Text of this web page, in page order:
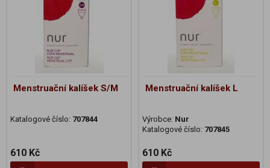
Menstruační kalíšek S/M
Katalogové číslo: 707844
610 Kč
Menstruační kalíšek L
Výrobce: Nur
Katalogové číslo: 707845
610 Kč